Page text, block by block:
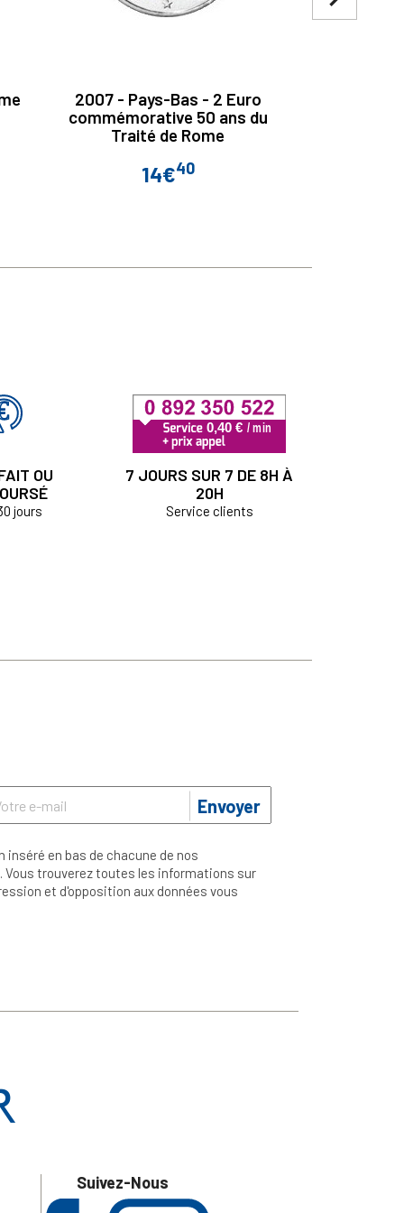
2007 - Pays-Bas - 2 Euro
commémorative 50 ans du
Traité de Rome
Prix
14€40
OU
jours
7 JOURS SUR 7 DE 8H À
20H
Service clients
Envoyer
en bas de chacune de nos
trouverez toutes les informations sur
et d'opposition aux données vous
Suivez-Nous